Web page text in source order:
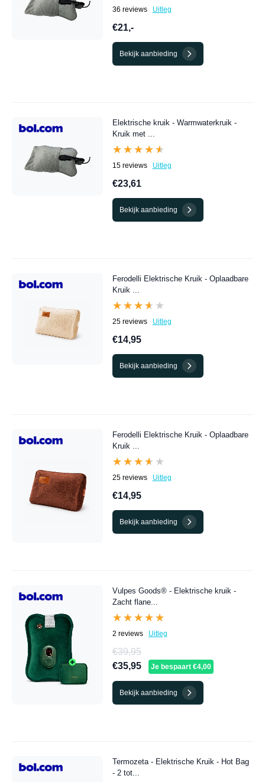
36 reviews Uitleg
€21,-
Bekijk aanbieding
Elektrische kruik - Warmwaterkruik -
Kruik met ...
★★★★★
★★★★★
15 reviews Uitleg
€23,61
Bekijk aanbieding
Ferodelli Elektrische Kruik - Oplaadbare
Kruik ...
★★★★★
★★★★★
25 reviews Uitleg
€14,95
Bekijk aanbieding
Ferodelli Elektrische Kruik - Oplaadbare
Kruik ...
★★★★★
★★★★★
25 reviews Uitleg
€14,95
Bekijk aanbieding
Vulpes Goods® - Elektrische kruik -
Zacht flane...
★★★★★
★★★★★
2 reviews Uitleg
€39,95
€35,95
Je bespaart €4,00
Bekijk aanbieding
Termozeta - Elektrische Kruik - Hot Bag
- 2 tot...